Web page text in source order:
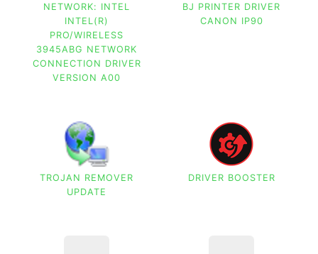
NETWORK: INTEL
INTEL(R)
PRO/WIRELESS
3945ABG NETWORK
CONNECTION DRIVER
VERSION A00
BJ PRINTER DRIVER
CANON IP90
TROJAN REMOVER
UPDATE
DRIVER BOOSTER